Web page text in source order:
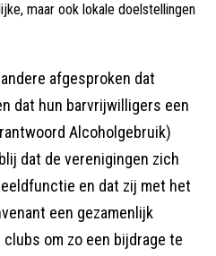
maar ook lokale doelstellingen
afgesproken dat
dat hun barvrijwilligers een
Alcoholgebruik)
dat de verenigingen zich
en dat zij met het
een gezamenlijk
om zo een bijdrage te